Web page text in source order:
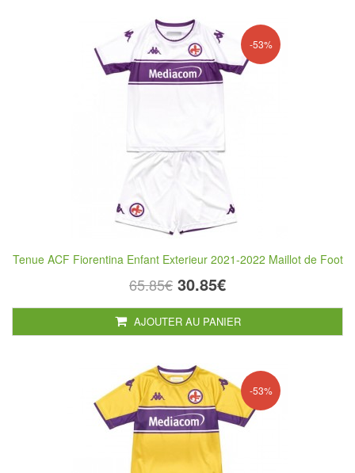
-53%
Tenue ACF Fiorentina Enfant Exterieur 2021-2022 Maillot de Foot
65.85€ 30.85€
AJOUTER AU PANIER
-53%